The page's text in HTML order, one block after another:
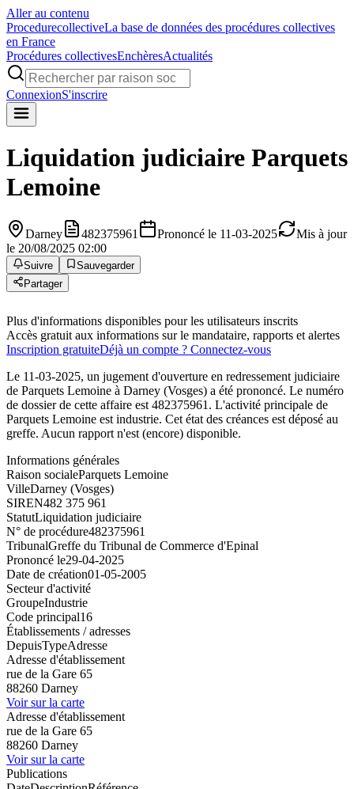
Aller au contenu
ProcedurecollectiveLa base de données des procédures collectives
en France
Procédures collectivesEnchèresActualités
ConnexionS'inscrire
Liquidation judiciaire Parquets
Lemoine
Darney 482375961 Prononcé le 11-03-2025
Mis à jour
le 20/08/2025 02:00
Suivre
Sauvegarder
Partager
Plus d'informations disponibles pour les utilisateurs inscrits
Accès gratuit aux informations sur le mandataire, rapports et alertes
Inscription gratuiteDéjà un compte ? Connectez-vous
Le 11-03-2025, un jugement d'ouverture en redressement judiciaire
de Parquets Lemoine à Darney (Vosges) a été prononcé. Le numéro
de dossier de cette affaire est 482375961. L'activité principale de
Parquets Lemoine est industrie. Cet état des créances est déposé au
greffe. Aucun rapport n'est (encore) disponible.
Informations générales
Raison socialeParquets Lemoine
VilleDarney (Vosges)
SIREN482 375 961
StatutLiquidation judiciaire
N° de procédure482375961
TribunalGreffe du Tribunal de Commerce d'Epinal
Prononcé le29-04-2025
Date de création01-05-2005
Secteur d'activité
GroupeIndustrie
Code principal16
Établissements / adresses
DepuisTypeAdresse
Adresse d'établissement
rue de la Gare 65
88260 Darney
Voir sur la carte
Adresse d'établissement
rue de la Gare 65
88260 Darney
Voir sur la carte
Publications